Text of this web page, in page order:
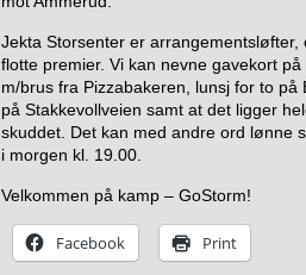
Jekta Storsenter er
flotte premier. Vi kan nevne gavekort
m/brus fra Pizzabakeren, lunsj for to
på Stakkevollveien samt at det ligger
skuddet. Det kan med andre ord lønne
i morgen kl. 19.00.
Velkommen på kamp – GoStorm!
Facebook Print